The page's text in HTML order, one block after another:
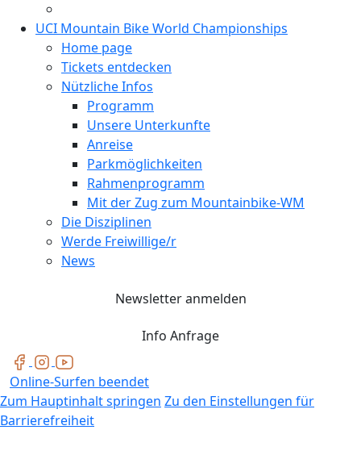
UCI Mountain Bike World Championships
Home page
Tickets entdecken
Nützliche Infos
Programm
Unsere Unterkunfte
Anreise
Parkmöglichkeiten
Rahmenprogramm
Mit der Zug zum Mountainbike-WM
Die Disziplinen
Werde Freiwillige/r
News
Newsletter anmelden
Info Anfrage
Online-Surfen beendet
Zum Hauptinhalt springen Zu den Einstellungen für
Barrierefreiheit